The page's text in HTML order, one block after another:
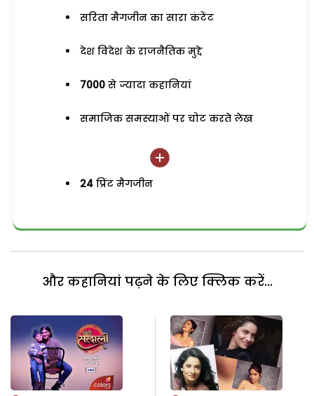
सरिता मैगजीन का सारा कंटेंट
देश विदेश के राजनैतिक मुद्दे
7000 से ज्यादा कहानियां
समाजिक समस्याओं पर चोट करते लेख
24 प्रिंट मैगजीन
और कहानियां पढ़ने के लिए क्लिक करें...